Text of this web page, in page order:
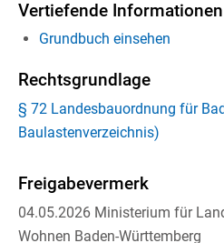
Vertiefende Informationen
Grundbuch einsehen
Rechtsgrundlage
§ 72 Landesbauordnung für
Baulastenverzeichnis)
Freigabevermerk
04.05.2026 Ministerium für
Wohnen Baden-Württemberg